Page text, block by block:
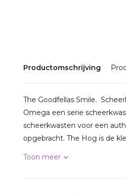
Productomschrijving
The Goodfellas Smile.
Omega een serie
scheerkwasten voor een
opgebracht. The Hog is de
Toon meer